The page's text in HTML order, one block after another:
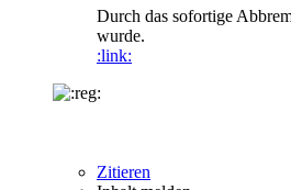
Durch das sofortige
wurde.
:link:
Zitieren